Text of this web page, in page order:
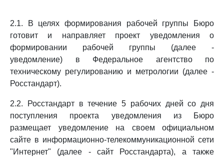
2.1. В целях формирования рабочей группы Бюро
готовит и направляет проект уведомления о
формировании рабочей группы (далее -
уведомление) в Федеральное агентство по
техническому регулированию и метрологии (далее -
Росстандарт).
2.2. Росстандарт в течение 5 рабочих дней со дня
поступления проекта уведомления из Бюро
размещает уведомление на своем официальном
сайте в информационно-телекоммуникационной сети
"Интернет" (далее - сайт Росстандарта), а также